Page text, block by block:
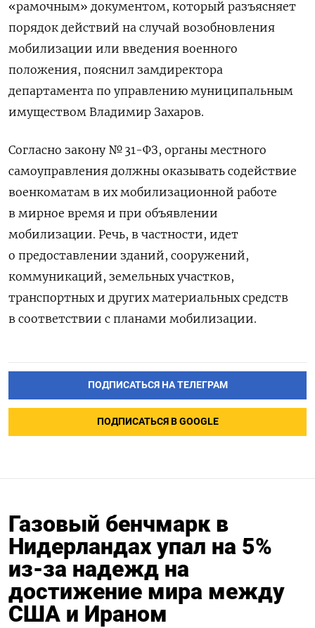
«рамочным» документом, который разъясняет
порядок действий на случай возобновления
мобилизации или введения военного
положения, пояснил замдиректора
департамента по управлению муниципальным
имуществом Владимир Захаров.
Согласно закону № 31-ФЗ, органы местного
самоуправления должны оказывать содействие
военкоматам в их мобилизационной работе
в мирное время и при объявлении
мобилизации. Речь, в частности, идет
о предоставлении зданий, сооружений,
коммуникаций, земельных участков,
транспортных и других материальных средств
в соответствии с планами мобилизации.
ПОДПИСАТЬСЯ НА ТЕЛЕГРАМ
ПОДПИСАТЬСЯ В GOOGLE
Газовый бенчмарк в
Нидерландах упал на 5%
из-за надежд на
достижение мира между
США и Ираном